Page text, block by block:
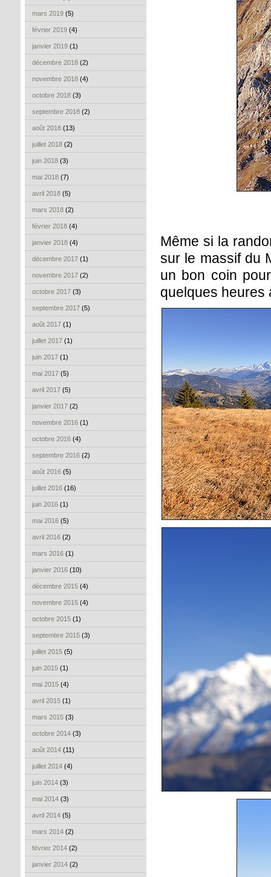
mars 2019 (5)
février 2019 (4)
janvier 2019 (1)
décembre 2018 (2)
novembre 2018 (4)
octobre 2018 (3)
septembre 2018 (2)
août 2018 (13)
juillet 2018 (2)
juin 2018 (3)
mai 2018 (7)
avril 2018 (5)
mars 2018 (2)
février 2018 (4)
janvier 2018 (4)
décembre 2017 (1)
novembre 2017 (2)
octobre 2017 (3)
septembre 2017 (5)
août 2017 (1)
juillet 2017 (1)
juin 2017 (1)
mai 2017 (5)
avril 2017 (5)
janvier 2017 (2)
novembre 2016 (1)
octobre 2016 (4)
septembre 2016 (2)
août 2016 (5)
juillet 2016 (16)
juin 2016 (1)
mai 2016 (5)
avril 2016 (2)
mars 2016 (1)
janvier 2016 (10)
décembre 2015 (4)
novembre 2015 (4)
octobre 2015 (1)
septembre 2015 (3)
juillet 2015 (5)
juin 2015 (1)
mai 2015 (4)
avril 2015 (1)
mars 2015 (3)
octobre 2014 (3)
août 2014 (11)
juillet 2014 (4)
juin 2014 (3)
mai 2014 (3)
avril 2014 (5)
mars 2014 (2)
février 2014 (2)
janvier 2014 (2)
Même si la
sur le massif du
un bon coin
quelques heures